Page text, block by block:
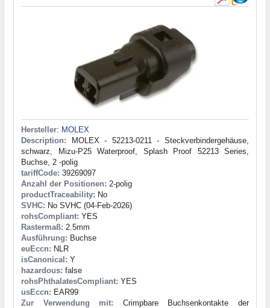
Hersteller: MOLEX
Description: MOLEX - 52213-0211 - Steckverbindergehäuse,
schwarz, Mizu-P25 Waterproof, Splash Proof 52213 Series,
Buchse, 2 -polig
tariffCode: 39269097
Anzahl der Positionen: 2-polig
productTraceability: No
SVHC: No SVHC (04-Feb-2026)
rohsCompliant: YES
Rastermaß: 2.5mm
Ausführung: Buchse
euEccn: NLR
isCanonical: Y
hazardous: false
rohsPhthalatesCompliant: YES
usEccn: EAR99
Zur Verwendung mit: Crimpbare Buchsenkontakte der